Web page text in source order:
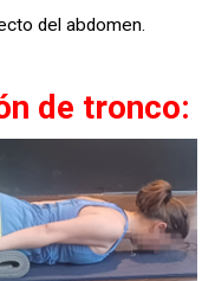
del abdomen.
de tronco: